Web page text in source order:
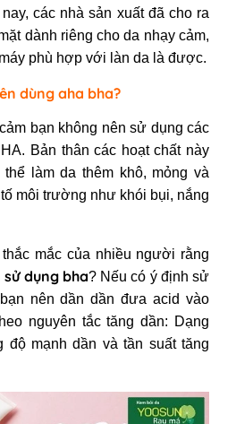
các nhà sản xuất đã cho ra
dành riêng cho da nhạy cảm,
phù hợp với làn da là được.
dùng aha bha?
bạn không nên sử dụng các
Bản thân các hoạt chất này
làm da thêm khô, mỏng và
môi trường như khói bụi, nắng
mắc của nhiều người rằng
dụng bha? Nếu có ý định sử
nên dần dần đưa acid vào
nguyên tắc tăng dần: Dạng
độ mạnh dần và tần suất tăng